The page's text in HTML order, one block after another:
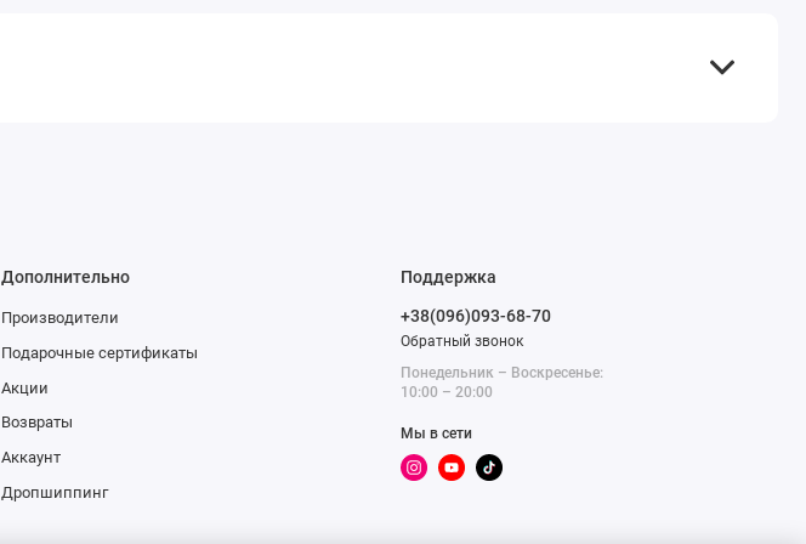
Дополнительно
Производители
Подарочные сертификаты
Акции
Возвраты
Аккаунт
Дропшиппинг
Поддержка
+38(096)093-68-70
Обратный звонок
Понедельник – Воскресенье:
10:00 – 20:00
Мы в сети